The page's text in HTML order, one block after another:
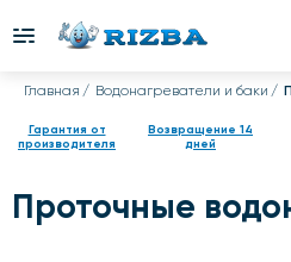
Главная Водонагреватели и баки
Гарантия от
производителя
Возвращение 14
дней
Проточные